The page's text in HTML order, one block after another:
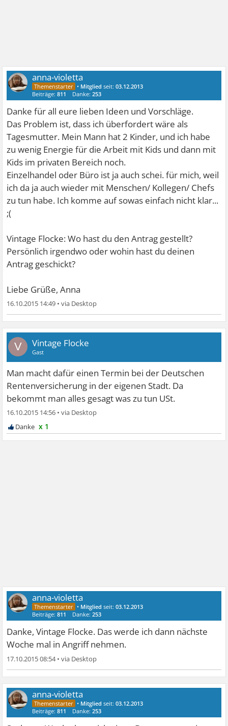
anna-violetta
• Mitglied seit:03.12.2013
Beiträge:811 Danke:253
Danke für all eure lieben Ideen und Vorschläge.
Das Problem ist, dass ich überfordert wäre als
Tagesmutter. Mein Mann hat 2 Kinder, und ich habe
zu wenig Energie für die Arbeit mit Kids und dann mit
Kids im privaten Bereich noch.
Einzelhandel oder Büro ist ja auch schei. für mich, weil
ich da ja auch wieder mit Menschen/ Kollegen/ Chefs
zu tun habe. Ich komme auf sowas einfach nicht klar...
;(
Vintage Flocke: Wo hast du den Antrag gestellt?
Persönlich irgendwo oder wohin hast du deinen
Antrag geschickt?
Liebe Grüße, Anna
16.10.2015 14:49 •
V Vintage Flocke
Gast
Man macht dafür einen Termin bei der Deutschen
Rentenversicherung in der eigenen Stadt. Da
bekommt man alles gesagt was zu tun USt.
16.10.2015 14:56 •
x 1
anna-violetta
• Mitglied seit:03.12.2013
Beiträge:811 Danke:253
Danke, Vintage Flocke. Das werde ich dann nächste
Woche mal in Angriff nehmen.
17.10.2015 08:54•
anna-violetta
• Mitglied seit:03.12.2013
Beiträge:811 Danke:253